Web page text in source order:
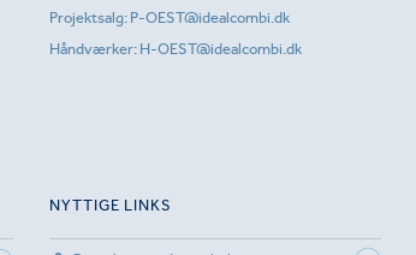
Projektsalg: P-OEST@idealcombi.dk
Håndværker: H-OEST@idealcombi.dk
NYTTIGE LINKS